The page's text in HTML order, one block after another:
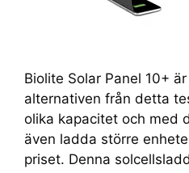
Biolite Solar Panel 10+
alternativen från detta
olika kapacitet och med
även ladda större
priset. Denna